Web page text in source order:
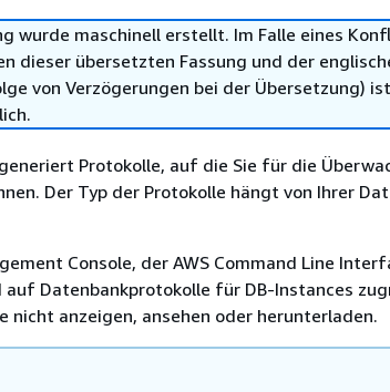
wurde maschinell erstellt. Im Falle eines
dieser übersetzten Fassung und der
von Verzögerungen bei der Übersetzung)
Protokolle, auf die Sie für die
Der Typ der Protokolle hängt von Ihrer
Console, der AWS Command Line
auf Datenbankprotokolle für DB-Instances
nicht anzeigen, ansehen oder herunterladen.